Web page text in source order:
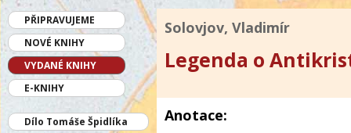
PŘIPRAVUJEME
NOVÉ KNIHY
VYDANÉ KNIHY
E-KNIHY
Dílo Tomáše Špidlíka
Solovjov, Vladimír
Legenda o
Anotace: